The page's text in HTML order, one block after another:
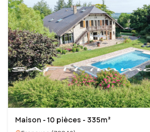
Maison - 10 pièces - 335m²